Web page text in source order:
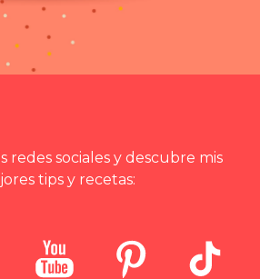
redes sociales y descubre mis
tips y recetas: